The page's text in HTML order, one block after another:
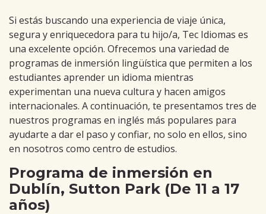
Si estás buscando una experiencia de viaje única,
segura y enriquecedora para tu hijo/a, Tec Idiomas es
una excelente opción. Ofrecemos una variedad de
programas de inmersión lingüística que permiten a los
estudiantes aprender un idioma mientras
experimentan una nueva cultura y hacen amigos
internacionales. A continuación, te presentamos tres de
nuestros programas en inglés más populares para
ayudarte a dar el paso y confiar, no solo en ellos, sino
en nosotros como centro de estudios.
Programa de inmersión en
Dublín, Sutton Park (De 11 a 17
años)